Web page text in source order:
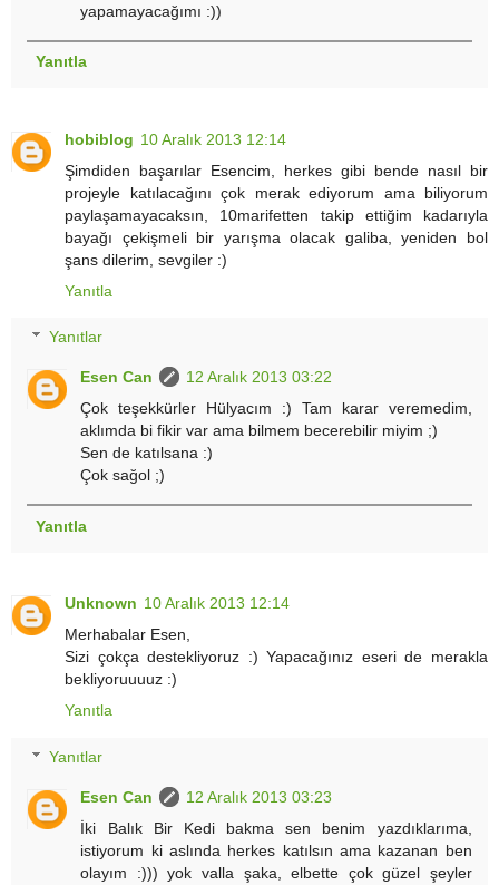
yapamayacağımı :))
Yanıtla
hobiblog 10 Aralık 2013 12:14
Şimdiden başarılar Esencim, herkes gibi bende nasıl bir
projeyle katılacağını çok merak ediyorum ama biliyorum
paylaşamayacaksın, 10marifetten takip ettiğim kadarıyla
bayağı çekişmeli bir yarışma olacak galiba, yeniden bol
şans dilerim, sevgiler :)
Yanıtla
Yanıtlar
Esen Can
12 Aralık 2013 03:22
Çok teşekkürler Hülyacım :) Tam karar veremedim,
aklımda bi fikir var ama bilmem becerebilir miyim ;)
Sen de katılsana :)
Çok sağol ;)
Yanıtla
Unknown 10 Aralık 2013 12:14
Merhabalar Esen,
Sizi çokça destekliyoruz :) Yapacağınız eseri de merakla
bekliyoruuuuz :)
Yanıtla
Yanıtlar
Esen Can
12 Aralık 2013 03:23
İki Balık Bir Kedi bakma sen benim yazdıklarıma,
istiyorum ki aslında herkes katılsın ama kazanan ben
olayım :))) yok valla şaka, elbette çok güzel şeyler